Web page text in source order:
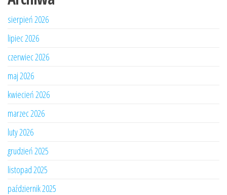
sierpień 2026
lipiec 2026
czerwiec 2026
maj 2026
kwiecień 2026
marzec 2026
luty 2026
grudzień 2025
listopad 2025
październik 2025